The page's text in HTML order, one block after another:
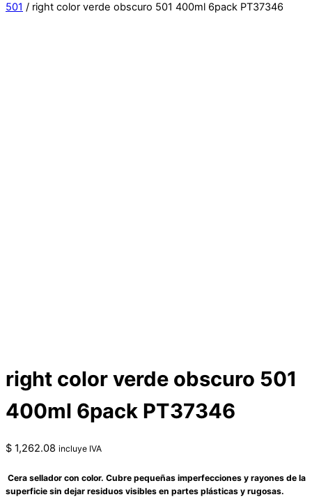
501 / right color verde obscuro 501 400ml 6pack PT37346
right color verde obscuro 501
400ml 6pack PT37346
$ 1,262.08 incluye IVA
Cera sellador con color. Cubre pequeñas imperfecciones y rayones de la
superficie sin dejar residuos visibles en partes plásticas y rugosas.